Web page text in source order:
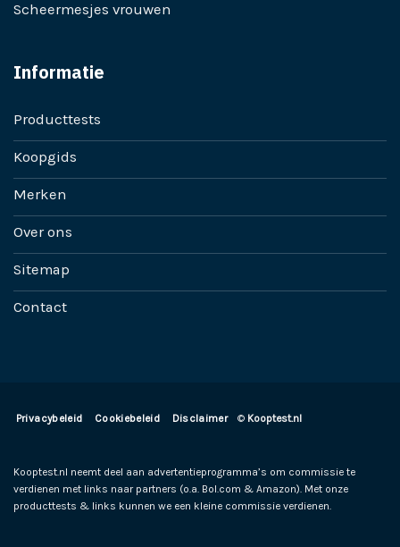
Scheermesjes vrouwen
Informatie
Producttests
Koopgids
Merken
Over ons
Sitemap
Contact
Privacybeleid Cookiebeleid Disclaimer © Kooptest.nl
Kooptest.nl neemt deel aan advertentieprogramma’s om commissie te
verdienen met links naar partners (o.a. Bol.com & Amazon). Met onze
producttests & links kunnen we een kleine commissie verdienen.